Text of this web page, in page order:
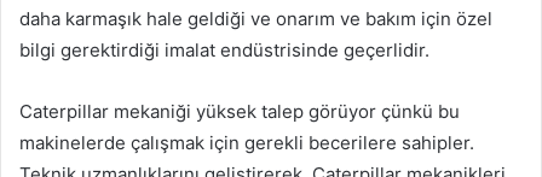
daha karmaşık hale geldiği ve onarım ve bakım için özel
bilgi gerektirdiği imalat endüstrisinde geçerlidir.
Caterpillar mekaniği yüksek talep görüyor çünkü bu
makinelerde çalışmak için gerekli becerilere sahipler.